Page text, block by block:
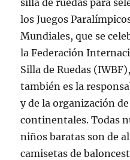
los Juegos
Mundiales, que se
la Federación
Silla de Ruedas
también es la
y de la organización
continentales. Todas
niños baratas son de
camisetas de